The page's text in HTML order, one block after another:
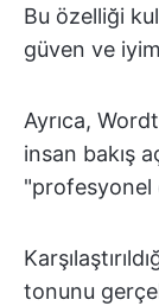
Bu özelliği
güven ve
Ayrıca,
insan bakış
"profesyonel
tonunu